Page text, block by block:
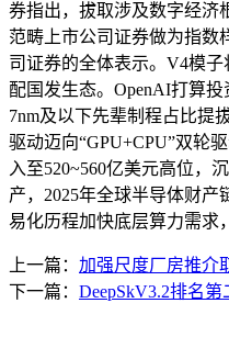
券指出，拔取涉及数字经济
范畴上市公司证券做为指数
司证券的全体表示。V4模
配国发生态。OpenAI打算投
7nm及以下先辈制程占比提
驱动迈向“GPU+CPU”双轮
入至520~560亿美元高位，
产，2025年全球半导体财
易化历程加快底层算力需求
上一篇： 加强尺度厂房推介
下一篇： DeepSkV3.2排名第